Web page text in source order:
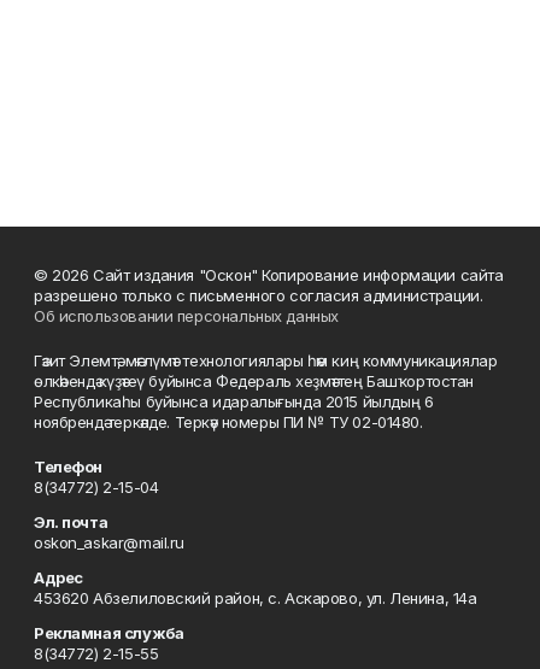
© 2026 Сайт издания "Оскон" Копирование информации сайта
разрешено только с письменного согласия администрации.
Об использовании персональных данных
Гәзит Элемтә, мәғлүмәт технологиялары һәм киң коммуникациялар
өлкәһендә күҙәтеү буйынса Федераль хеҙмәттең Башҡортостан
Республикаһы буйынса идаралығында 2015 йылдың 6
ноябрендә теркәлде. Теркәү номеры ПИ № ТУ 02-01480.
Телефон
8(34772) 2-15-04
Эл. почта
oskon_askar@mail.ru
Адрес
453620 Абзелиловский район, с. Аскарово, ул. Ленина, 14а
Рекламная служба
8(34772) 2-15-55